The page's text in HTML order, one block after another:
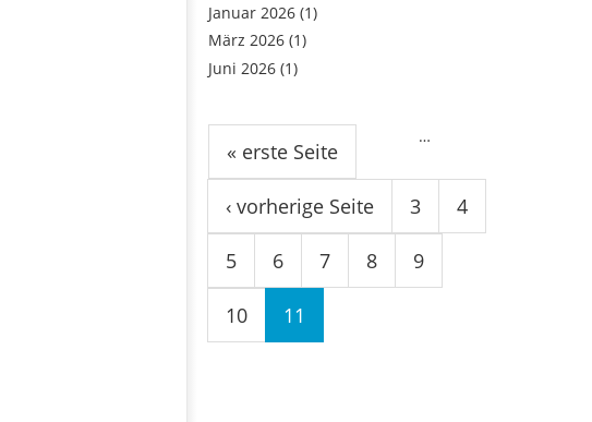
Januar 2026 (1)
März 2026 (1)
Juni 2026 (1)
Seiten
« erste Seite
‹ vorherige Seite
…
3 4
5 6 7 8 9
10 11